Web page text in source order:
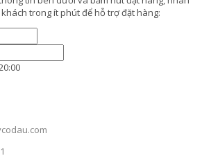
trong ít phút để hỗ trợ đặt hàng: